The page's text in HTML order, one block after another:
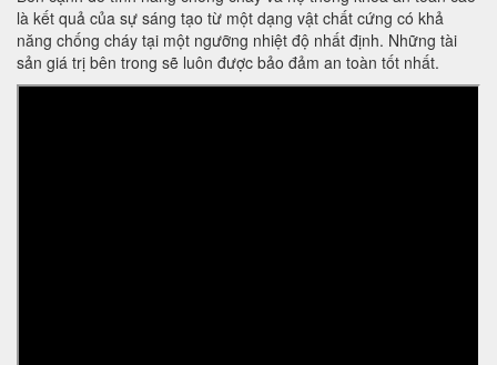
là kết quả của sự sáng tạo từ một dạng vật chất cứng có khả
năng chống cháy tại một ngưỡng nhiệt độ nhất định. Những tài
sản giá trị bên trong sẽ luôn được bảo đảm an toàn tốt nhất.